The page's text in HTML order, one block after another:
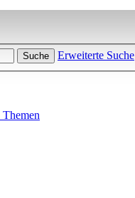
Suche Erweiterte Suche